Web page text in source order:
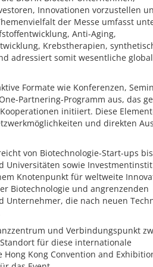
Innovationen vorzustellen
der Messe umfasst
Anti-Aging,
Krebstherapien,
adressiert somit wesentliche
Formate wie Konferenzen,
Partnering-Programm aus, das
initiiert. Diese
und direkten
von Biotechnologie-Start-ups
Universitäten sowie
Knotenpunkt für weltweite
Biotechnologie und angrenzenden
Unternehmer, die nach neuen
und Verbindungspunkt
für diese internationale
Kong Convention and